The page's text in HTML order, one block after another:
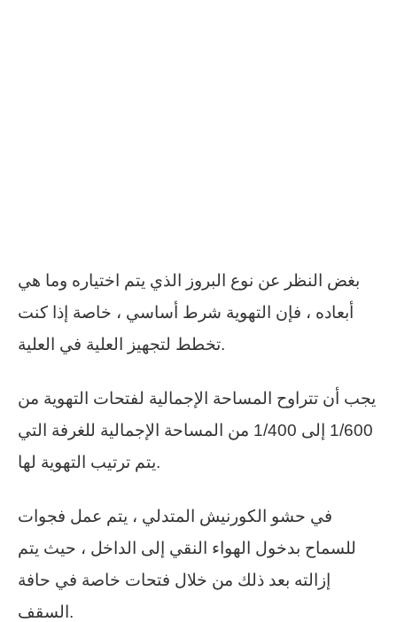
بغض النظر عن نوع البروز الذي يتم اختياره وما هي
أبعاده ، فإن التهوية شرط أساسي ، خاصة إذا كنت
تخطط لتجهيز العلية في العلية.
يجب أن تتراوح المساحة الإجمالية لفتحات التهوية من
1/600 إلى 1/400 من المساحة الإجمالية للغرفة التي
يتم ترتيب التهوية لها.
في حشو الكورنيش المتدلي ، يتم عمل فجوات
للسماح بدخول الهواء النقي إلى الداخل ، حيث يتم
إزالته بعد ذلك من خلال فتحات خاصة في حافة
السقف.